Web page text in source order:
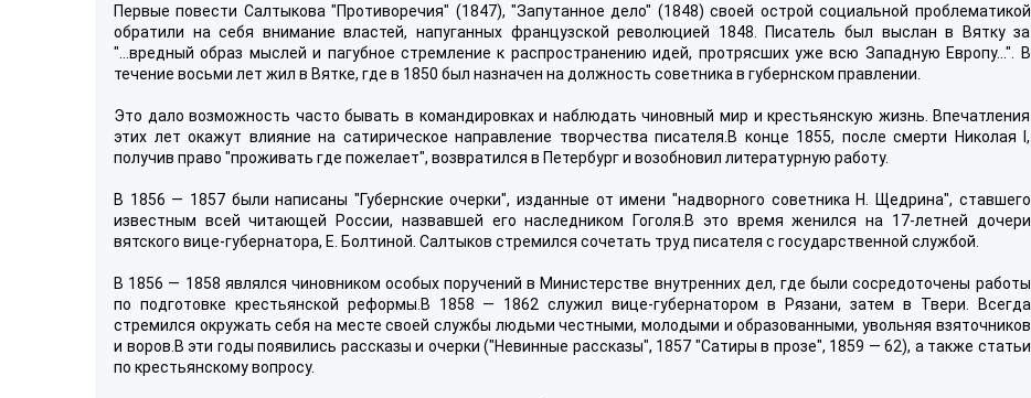
Первые повести Салтыкова "Противоречия" (1847), "Запутанное дело" (1848) своей острой социальной проблематикой
обратили на себя внимание властей, напуганных французской революцией 1848. Писатель был выслан в Вятку за
"...вредный образ мыслей и пагубное стремление к распространению идей, протрясших уже всю Западную Европу...". В
течение восьми лет жил в Вятке, где в 1850 был назначен на должность советника в губернском правлении.
Это дало возможность часто бывать в командировках и наблюдать чиновный мир и крестьянскую жизнь. Впечатления
этих лет окажут влияние на сатирическое направление творчества писателя.В конце 1855, после смерти Николая I,
получив право "проживать где пожелает", возвратился в Петербург и возобновил литературную работу.
В 1856 — 1857 были написаны "Губернские очерки", изданные от имени "надворного советника Н. Щедрина", ставшего
известным всей читающей России, назвавшей его наследником Гоголя.В это время женился на 17-летней дочери
вятского вице-губернатора, Е. Болтиной. Салтыков стремился сочетать труд писателя с государственной службой.
В 1856 — 1858 являлся чиновником особых поручений в Министерстве внутренних дел, где были сосредоточены работы
по подготовке крестьянской реформы.В 1858 — 1862 служил вице-губернатором в Рязани, затем в Твери. Всегда
стремился окружать себя на месте своей службы людьми честными, молодыми и образованными, увольняя взяточников
и воров.В эти годы появились рассказы и очерки ("Невинные рассказы", 1857 "Сатиры в прозе", 1859 — 62), а также статьи
по крестьянскому вопросу.